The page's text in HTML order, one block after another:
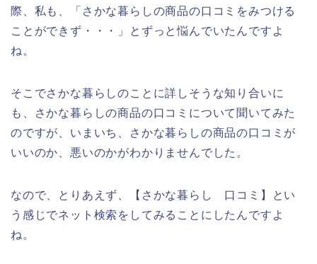
際、私も、「さかな暮らしの商品の口コミをみつける
ことができず・・・」とずっと悩んでいたんですよ
ね。
そこでさかな暮らしのことに詳しそうな知り合いに
も、さかな暮らしの商品の口コミについて聞いてみた
のですが、いまいち、さかな暮らしの商品の口コミが
いいのか、悪いのかがわかりませんでした。
なので、とりあえず、【さかな暮らし 口コミ】とい
う感じでネット検索をしてみることにしたんですよ
ね。